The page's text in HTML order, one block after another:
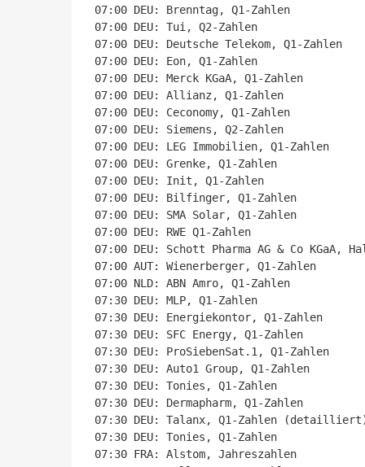
07:00 DEU: Brenntag, Q1-Zahlen
07:00 DEU: Tui, Q2-Zahlen
07:00 DEU: Deutsche Telekom, Q1-Zahlen
07:00 DEU: Eon, Q1-Zahlen
07:00 DEU: Merck KGaA, Q1-Zahlen
07:00 DEU: Allianz, Q1-Zahlen
07:00 DEU: Ceconomy, Q1-Zahlen
07:00 DEU: Siemens, Q2-Zahlen
07:00 DEU: LEG Immobilien, Q1-Zahlen
07:00 DEU: Grenke, Q1-Zahlen
07:00 DEU: Init, Q1-Zahlen
07:00 DEU: Bilfinger, Q1-Zahlen
07:00 DEU: SMA Solar, Q1-Zahlen
07:00 DEU: RWE Q1-Zahlen
07:00 DEU: Schott Pharma AG & Co KGaA,
07:00 AUT: Wienerberger, Q1-Zahlen
07:00 NLD: ABN Amro, Q1-Zahlen
07:30 DEU: MLP, Q1-Zahlen
07:30 DEU: Energiekontor, Q1-Zahlen
07:30 DEU: SFC Energy, Q1-Zahlen
07:30 DEU: ProSiebenSat.1, Q1-Zahlen
07:30 DEU: Auto1 Group, Q1-Zahlen
07:30 DEU: Tonies, Q1-Zahlen
07:30 DEU: Dermapharm, Q1-Zahlen
07:30 DEU: Talanx, Q1-Zahlen
07:30 DEU: Tonies, Q1-Zahlen
07:30 FRA: Alstom, Jahreszahlen